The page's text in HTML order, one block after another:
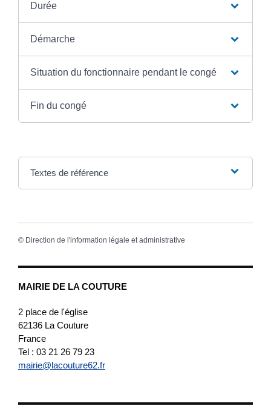
MAIRIE DE LA COUTURE
2 place de l'église
62136 La Couture
France
Tel : 03 21 26 79 23
mairie@lacouture62.fr
Durée
Démarche
Situation du fonctionnaire pendant le congé
Fin du congé
Textes de référence
© Direction de l'information légale et administrative